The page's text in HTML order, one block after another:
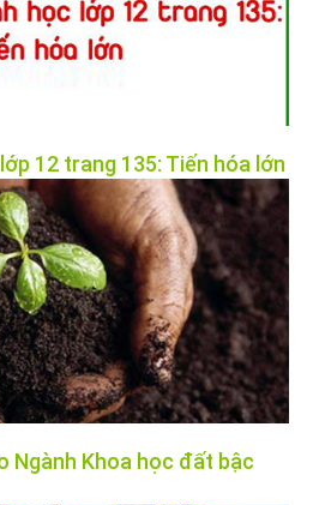
12 trang 135: Tiến hóa lớn
Ngành Khoa học đất bậc